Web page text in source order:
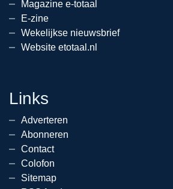
Magazine e-totaal
E-zine
Wekelijkse nieuwsbrief
Website etotaal.nl
Links
Adverteren
Abonneren
Contact
Colofon
Sitemap